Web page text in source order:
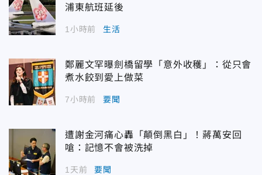
浦東航班延後
1小時前 生活
鄭麗文罕曝劍橋留學「意外收穫」：從只會
煮水餃到愛上做菜
7小時前 要聞
遭謝金河痛心轟「顛倒黑白」！蔣萬安回
嗆：記憶不會被洗掉
1天前 要聞